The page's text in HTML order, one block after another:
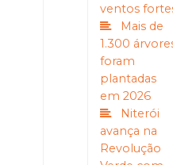
ventos
Mais de
1.300
foram
plantadas
em 2026
Niterói
avança na
Revolução